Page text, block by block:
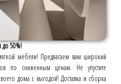
до 50%!
мебели! Предлагаем вам широкий
по сниженным ценам. Не упустите
дома с выгодой! Доставка и сборка